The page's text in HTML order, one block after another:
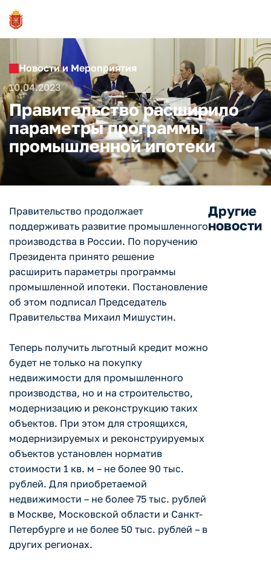
Новости и Мероприятия
10.04.2023
Правительство расширило
параметры программы
промышленной ипотеки
Правительство продолжает
поддерживать развитие промышленного
производства в России. По поручению
Президента принято решение
расширить параметры программы
промышленной ипотеки. Постановление
об этом подписал Председатель
Правительства Михаил Мишустин.
Теперь получить льготный кредит можно
будет не только на покупку
недвижимости для промышленного
производства, но и на строительство,
модернизацию и реконструкцию таких
объектов. При этом для строящихся,
модернизируемых и реконструируемых
объектов установлен норматив
стоимости 1 кв. м – не более 90 тыс.
рублей. Для приобретаемой
недвижимости – не более 75 тыс. рублей
в Москве, Московской области и Санкт-
Петербурге и не более 50 тыс. рублей – в
других регионах.
Другие
новости